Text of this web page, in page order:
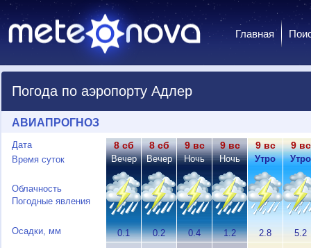
Главная
Погода по аэропорту Адлер
АВИАПРОГНОЗ
Дата
Время суток
Облачность
Погодные явления
Осадки, мм
8 сб
Вечер
0.1
8 сб
Вечер
0.2
9 вс
Ночь
0.4
9 вс
Ночь
1.2
9 вс
Утро
2.8
9 вс
Утро
5.2